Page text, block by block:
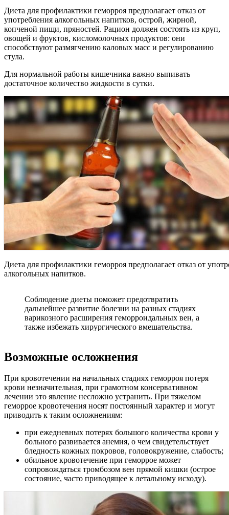
Диета для профилактики геморроя предполагает отказ от
употребления алкогольных напитков, острой, жирной,
копченой пищи, пряностей. Рацион должен состоять из круп,
овощей и фруктов, кисломолочных продуктов: они
способствуют размягчению каловых масс и регулированию
стула.
Для нормальной работы кишечника важно выпивать
достаточное количество жидкости в сутки.
Диета для профилактики геморроя предполагает отказ от
алкогольных напитков.
Соблюдение диеты поможет предотвратить
дальнейшее развитие болезни на разных стадиях
варикозного расширения геморроидальных вен, а
также избежать хирургического вмешательства.
Возможные осложнения
При кровотечении на начальных стадиях геморроя потеря
крови незначительная, при грамотном консервативном
лечении это явление несложно устранить. При тяжелом
геморрое кровотечения носят постоянный характер и могут
приводить к таким осложнениям:
при ежедневных потерях большого количества крови у
больного развивается анемия, о чем свидетельствует
бледность кожных покровов, головокружение, слабость;
обильное кровотечение при геморрое может
сопровождаться тромбозом вен прямой кишки (острое
состояние, часто приводящее к летальному исходу).